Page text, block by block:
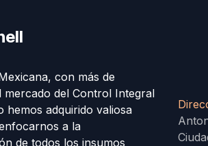
con más de
mercado del Control Integral
hemos adquirido valiosa
a la
de todos los insumos